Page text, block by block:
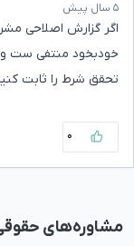
۵ سال پیش
اگر گزارش اصلاحی
خودبخود منتفی ست
تحقق شرط را ثابت
۰
مشاوره‌های